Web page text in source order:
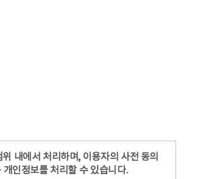
내에서 처리하며, 이용자의 사전 동의
인정보를 처리할 수 있습니다.